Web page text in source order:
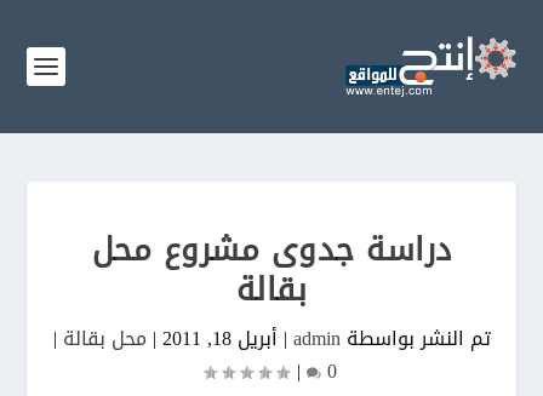
دراسة جدوى مشروع محل
بقالة
تم النشر بواسطةadmin
| أبريل 18, 2011 | محل بقالة |
0
|